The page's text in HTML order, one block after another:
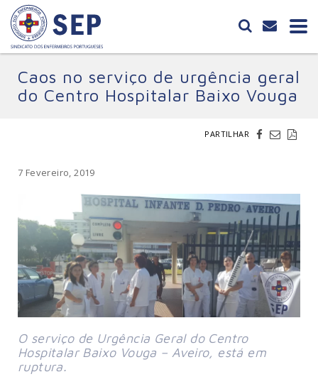
Caos no serviço de urgência geral
do Centro Hospitalar Baixo Vouga
PARTILHAR
7 Fevereiro, 2019
O serviço de Urgência Geral do Centro
Hospitalar Baixo Vouga – Aveiro, está em
ruptura.